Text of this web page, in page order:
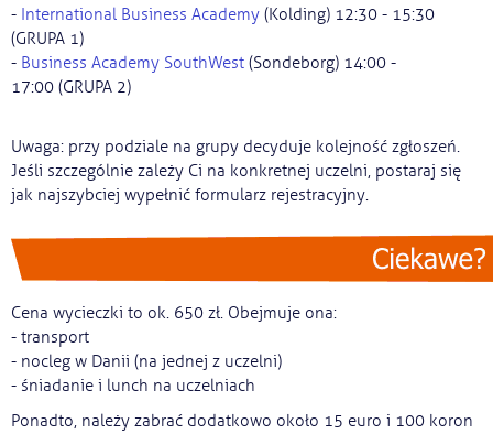
- International Business Academy (Kolding) 12:30 - 15:30
(GRUPA 1)
- Business Academy SouthWest (Sondeborg) 14:00 -
17:00 (GRUPA 2)
Uwaga: przy podziale na grupy decyduje kolejność zgłoszeń.
Jeśli szczególnie zależy Ci na konkretnej uczelni, postaraj się
jak najszybciej wypełnić formularz rejestracyjny.
Cena wycieczki to ok. 650 zł. Obejmuje ona:
- transport
- nocleg w Danii (na jednej z uczelni)
- śniadanie i lunch na uczelniach
Ponadto, należy zabrać dodatkowo około 15 euro i 100 koron